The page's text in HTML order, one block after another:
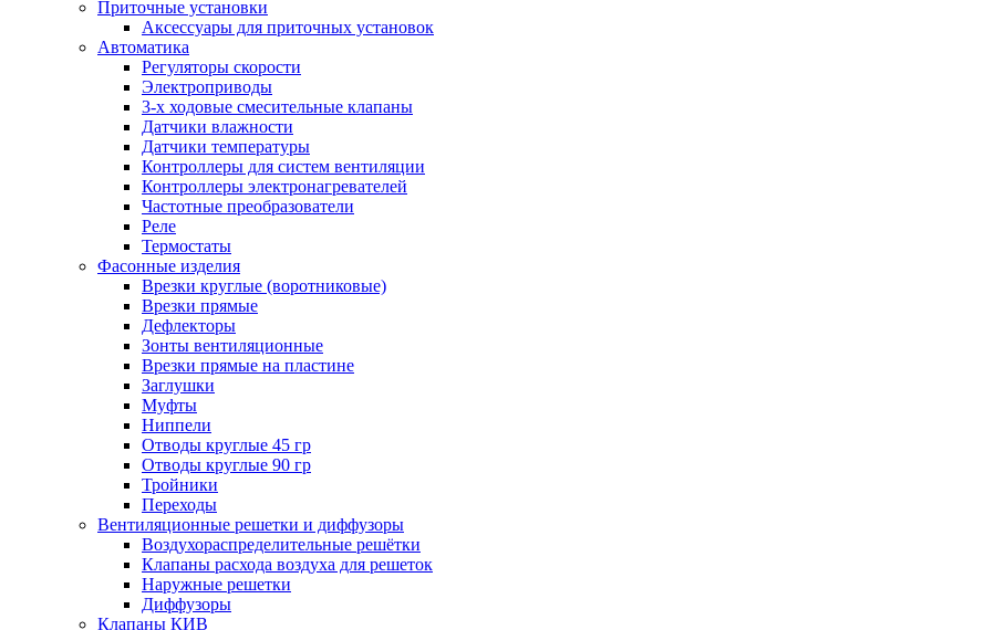
Приточные установки
Аксессуары для приточных установок
Автоматика
Регуляторы скорости
Электроприводы
3-х ходовые смесительные клапаны
Датчики влажности
Датчики температуры
Контроллеры для систем вентиляции
Контроллеры электронагревателей
Частотные преобразователи
Реле
Термостаты
Фасонные изделия
Врезки круглые (воротниковые)
Врезки прямые
Дефлекторы
Зонты вентиляционные
Врезки прямые на пластине
Заглушки
Муфты
Ниппели
Отводы круглые 45 гр
Отводы круглые 90 гр
Тройники
Переходы
Вентиляционные решетки и диффузоры
Воздухораспределительные решётки
Клапаны расхода воздуха для решеток
Наружные решетки
Диффузоры
Клапаны КИВ